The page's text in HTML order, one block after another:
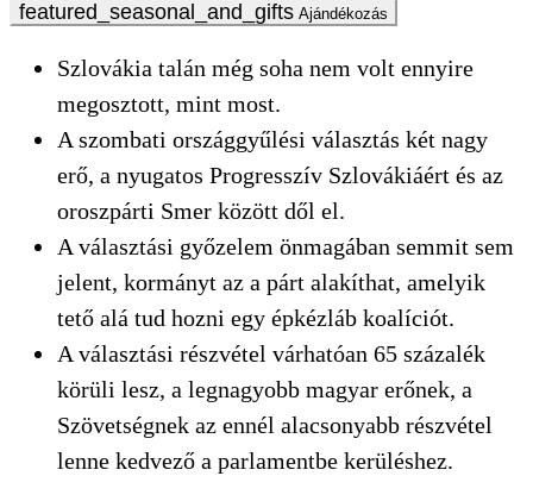
Ajándékozás
Szlovákia talán még soha nem volt ennyire
megosztott, mint most.
A szombati országgyűlési választás két nagy
erő, a nyugatos Progresszív Szlovákiáért és az
oroszpárti Smer között dől el.
A választási győzelem önmagában semmit sem
jelent, kormányt az a párt alakíthat, amelyik
tető alá tud hozni egy épkézláb koalíciót.
A választási részvétel várhatóan 65 százalék
körüli lesz, a legnagyobb magyar erőnek, a
Szövetségnek az ennél alacsonyabb részvétel
lenne kedvező a parlamentbe kerüléshez.